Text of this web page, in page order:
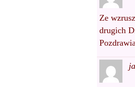
Ze
drugich